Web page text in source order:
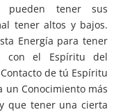
pueden tener sus
tener altos y bajos.
Energía para tener
con el Espíritu del
Contacto de tú Espíritu
un Conocimiento más
que tener una cierta